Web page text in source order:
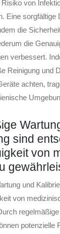
von
Eine sorgfältige
die
die
verbessert.
Reinigung und
achten,
sind
von
und
von
potenzielle